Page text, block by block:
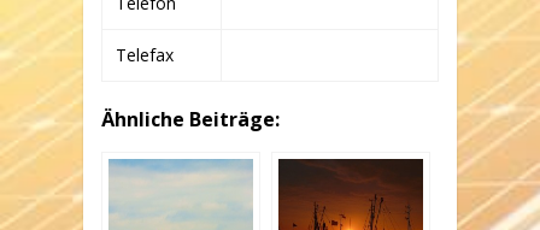
Telefax
Ähnliche Beiträge: